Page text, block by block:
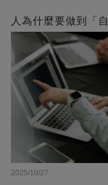
人為什麼要做到「
2025/10/27